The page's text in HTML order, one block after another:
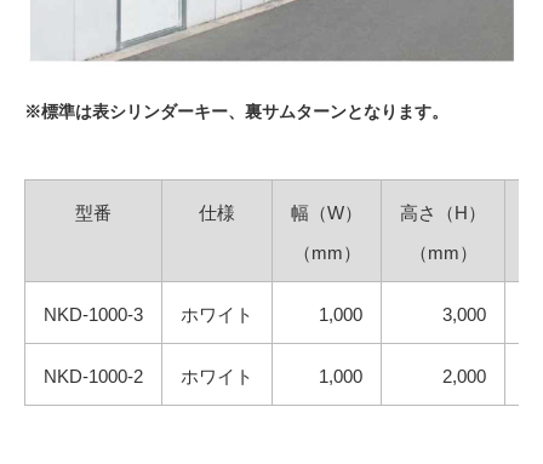
※標準は表シリンダーキー、裏サムターンとなります。
型番 仕様
幅（W）
（mm）
高さ（H）
（mm）
NKD-1000-3 ホワイト 1,000 3,000
NKD-1000-2 ホワイト 1,000 2,000